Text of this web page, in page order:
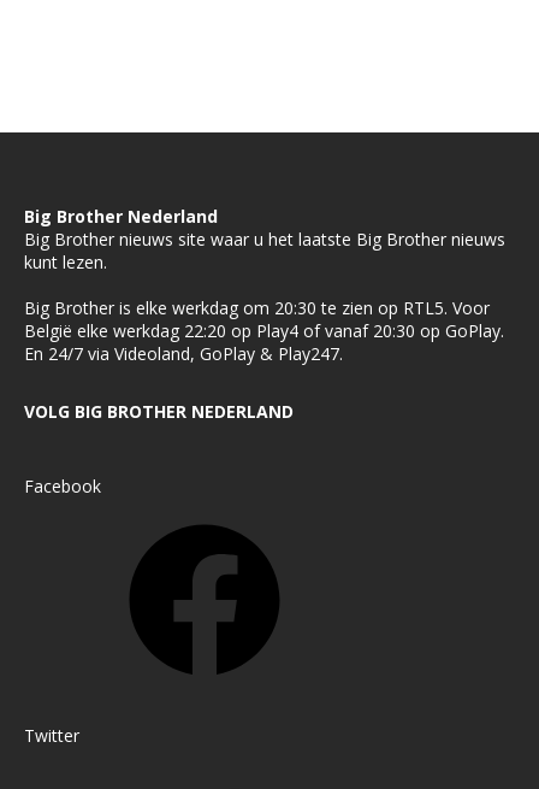
Big Brother Nederland
Big Brother nieuws site waar u het laatste Big Brother nieuws
kunt lezen.
Big Brother is elke werkdag om 20:30 te zien op RTL5. Voor
België elke werkdag 22:20 op Play4 of vanaf 20:30 op GoPlay.
En 24/7 via Videoland, GoPlay & Play247.
VOLG BIG BROTHER NEDERLAND
Facebook
Twitter